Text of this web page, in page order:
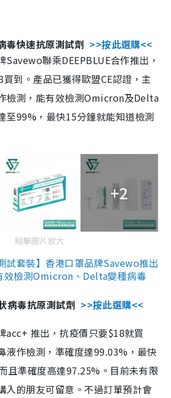
毒快速抗原測試劑 >>按此選購<<
Savewo聯乘DEEPBLUE合作推出，
到。產品已獲得歐盟CE認證，主
檢測，能有效檢測Omicron及Delta
至99%，最快15分鐘就能知道檢測
+2
點擊圖片放大
試套裝】香港口罩品牌Savewo推出
效檢測Omicron、Delta變種病毒
毒抗原測試劑 >>按此選購<<
acc+ 推出，抗疫價只要$18就買
液作檢測，準確度達99.03%，最快
且準確度高達97.25%。目前未有限
入的朋友可留意。不過訂單預計會